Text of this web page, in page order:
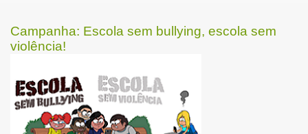
Campanha: Escola sem bullying, escola sem
violência!